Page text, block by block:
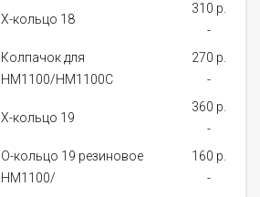
Х-кольцо 18
310 p.
-
Колпачок для
HM1100/HM1100C
270 p.
-
Х-кольцо 19
360 p.
-
О-кольцо 19 резиновое
HM1100/
160 p.
-